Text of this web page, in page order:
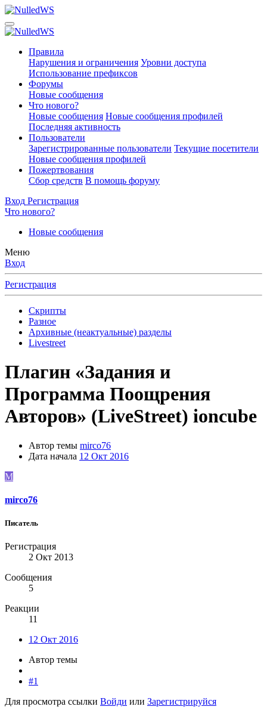
Правила
Нарушения и ограничения Уровни доступа
Использование префиксов
Форумы
Новые сообщения
Что нового?
Новые сообщения Новые сообщения профилей
Последняя активность
Пользователи
Зарегистрированные пользователи Текущие посетители
Новые сообщения профилей
Пожертвования
Сбор средств В помощь форуму
Вход Регистрация
Что нового?
Новые сообщения
Меню
Вход
Регистрация
Скрипты
Разное
Архивные (неактуальные) разделы
Livestreet
Плагин «Задания и
Программа Поощрения
Авторов» (LiveStreet) ioncube
Автор темы mirco76
Дата начала 12 Окт 2016
M
mirco76
Писатель
Регистрация
2 Окт 2013
Сообщения
5
Реакции
11
12 Окт 2016
Автор темы
#1
Для просмотра ссылки Войди или Зарегистрируйся